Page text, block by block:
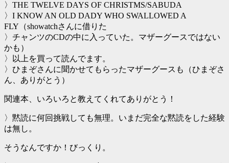
〉THE TWELVE DAYS OF CHRISTMS/SABUDA
〉I KNOW AN OLD DADY WHO SWALLOWED A
FLY（showatchさんに借りた
〉チャンツのCDの中に入っていた。マザーグースではない
かも）
〉以上を買って読んでます。
〉ひまぞさんに聞かせてもらったマザーグースも（ひまぞさ
ん、ありがとう）
関連本、いろいろと教えてくれてありがとう！
〉黙読に何回挑戦しても無理。いまだ完全な黙読をした経験
は無し。
そうなんですか！びっくり。